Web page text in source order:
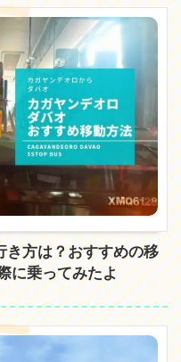
き方は？おすすめの移
に乗ってみたよ